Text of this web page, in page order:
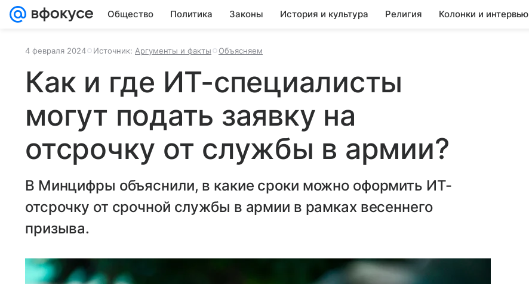
Общество Политика Законы История и культура Религия Колонки и интервью
4 февраля 2024 Источник: Аргументы и факты Объясняем
Как и где ИТ-специалисты
могут подать заявку на
отсрочку от службы в армии?
В Минцифры объяснили, в какие сроки можно оформить ИТ-
отсрочку от срочной службы в армии в рамках весеннего
призыва.